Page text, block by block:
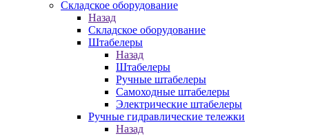
Складское оборудование
Назад
Складское оборудование
Штабелеры
Назад
Штабелеры
Ручные штабелеры
Самоходные штабелеры
Электрические штабелеры
Ручные гидравлические тележки
Назад